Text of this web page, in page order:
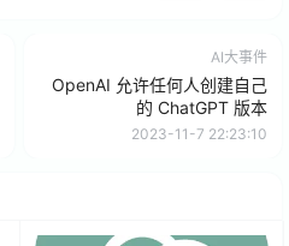
AI大事件
OpenAI 允许任何人创建自己
的 ChatGPT 版本
2023-11-7 22:23:10